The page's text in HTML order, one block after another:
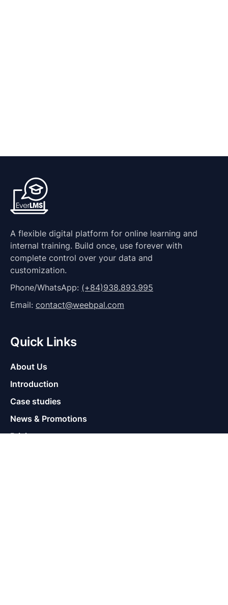
A flexible digital platform for online learning and
internal training. Build once, use forever with
complete control over your data and
customization.
Phone/WhatsApp: (+84)938.893.995
Email: contact@weebpal.com
Quick Links
About Us
Introduction
Case studies
News & Promotions
Pricing